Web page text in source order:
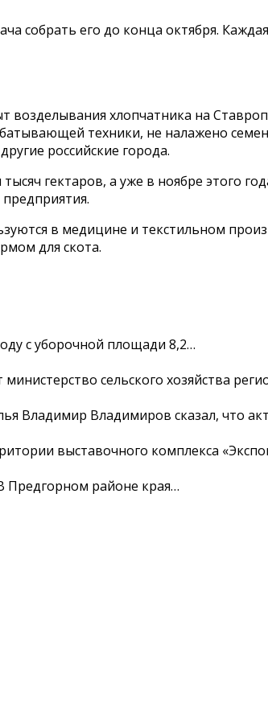
собрать его до конца октября.
хлопчатника на
техники, не налажено
российские города.
гектаров, а уже в ноябре этого
в медицине и текстильном
для скота.
с уборочной площади 8,2…
сельского хозяйства
Владимир Владимиров сказал, что
выставочного комплекса
Предгорном районе края…